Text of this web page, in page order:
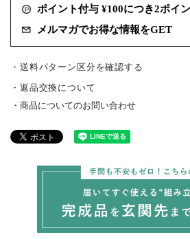
ポイント付与 ¥100につき2ポイ
メルマガでお得な情報をGET
・送料パターン区分を確認する
返品交換について
商品についてのお問い合わせ